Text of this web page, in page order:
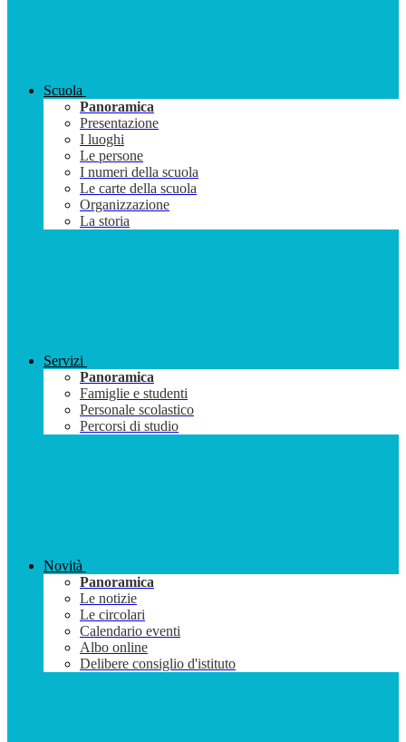
Scuola
Panoramica
Presentazione
I luoghi
Le persone
I numeri della scuola
Le carte della scuola
Organizzazione
La storia
Servizi
Panoramica
Famiglie e studenti
Personale scolastico
Percorsi di studio
Novità
Panoramica
Le notizie
Le circolari
Calendario eventi
Albo online
Delibere consiglio d'istituto